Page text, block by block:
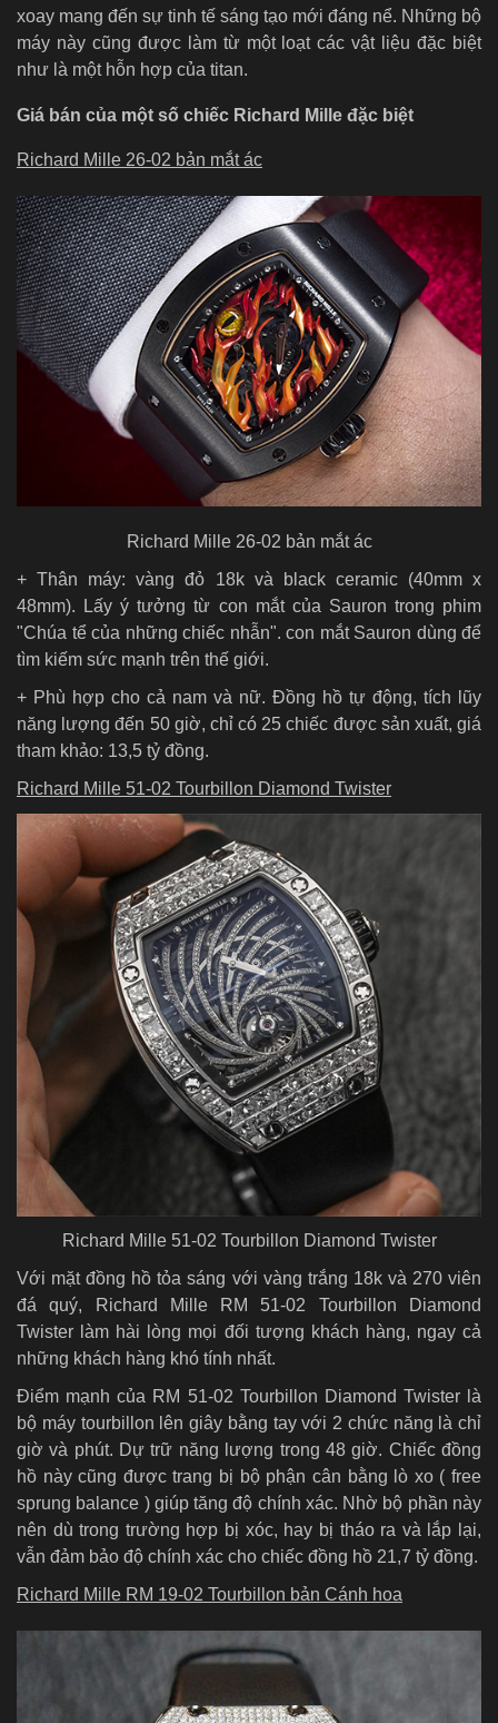
xoay mang đến sự tinh tế sáng tạo mới đáng nể. Những bộ
máy này cũng được làm từ một loạt các vật liệu đặc biệt
như là một hỗn hợp của titan.
Giá bán của một số chiếc Richard Mille đặc biệt
Richard Mille 26-02 bản mắt ác
Richard Mille 26-02 bản mắt ác
+ Thân máy: vàng đỏ 18k và black ceramic (40mm x
48mm). Lấy ý tưởng từ con mắt của Sauron trong phim
"Chúa tể của những chiếc nhẫn". con mắt Sauron dùng để
tìm kiếm sức mạnh trên thế giới.
+ Phù hợp cho cả nam và nữ. Đồng hồ tự động, tích lũy
năng lượng đến 50 giờ, chỉ có 25 chiếc được sản xuất, giá
tham khảo: 13,5 tỷ đồng.
Richard Mille 51-02 Tourbillon Diamond Twister
Richard Mille 51-02 Tourbillon Diamond Twister
Với mặt đồng hồ tỏa sáng với vàng trắng 18k và 270 viên
đá quý, Richard Mille RM 51-02 Tourbillon Diamond
Twister làm hài lòng mọi đối tượng khách hàng, ngay cả
những khách hàng khó tính nhất.
Điểm mạnh của RM 51-02 Tourbillon Diamond Twister là
bộ máy tourbillon lên giây bằng tay với 2 chức năng là chỉ
giờ và phút. Dự trữ năng lượng trong 48 giờ. Chiếc đồng
hồ này cũng được trang bị bộ phận cân bằng lò xo ( free
sprung balance ) giúp tăng độ chính xác. Nhờ bộ phần này
nên dù trong trường hợp bị xóc, hay bị tháo ra và lắp lại,
vẫn đảm bảo độ chính xác cho chiếc đồng hồ 21,7 tỷ đồng.
Richard Mille RM 19-02 Tourbillon bản Cánh hoa